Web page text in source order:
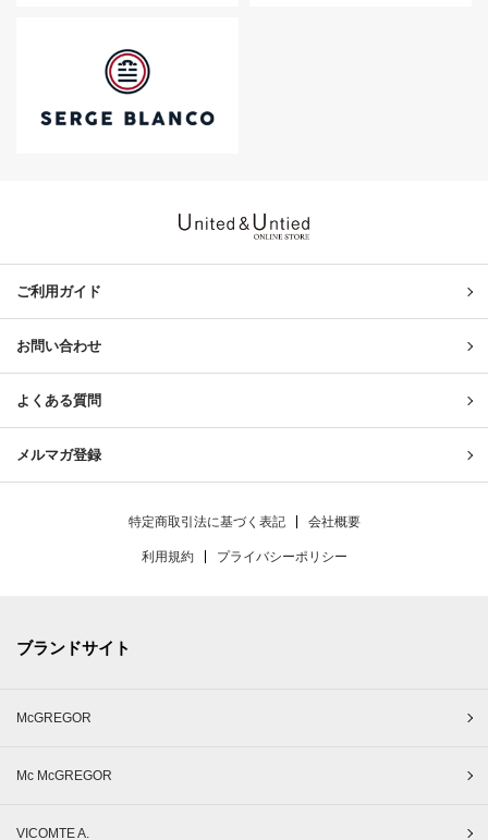
ご利用ガイド
お問い合わせ
よくある質問
メルマガ登録
特定商取引法に基づく表記 会社概要
利用規約 プライバシーポリシー
ブランドサイト
McGREGOR
Mc McGREGOR
VICOMTE A.